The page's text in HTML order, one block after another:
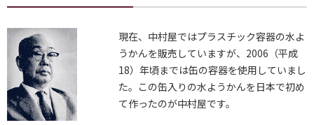
現在、中村屋ではプラスチック容器の水よ
うかんを販売していますが、2006（平成
18）年頃までは缶の容器を使用していまし
た。この缶入りの水ようかんを日本で初め
て作ったのが中村屋です。